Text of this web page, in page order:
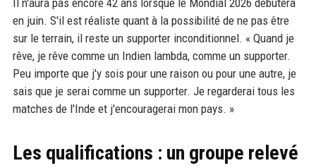
Il n'aura pas encore 42 ans lorsque le Mondial 2026 débutera
en juin. S'il est réaliste quant à la possibilité de ne pas être
sur le terrain, il reste un supporter inconditionnel. « Quand je
rêve, je rêve comme un Indien lambda, comme un supporter.
Peu importe que j'y sois pour une raison ou pour une autre, je
sais que je serai comme un supporter. Je regarderai tous les
matches de l'Inde et j'encouragerai mon pays. »
Les qualifications : un groupe relevé